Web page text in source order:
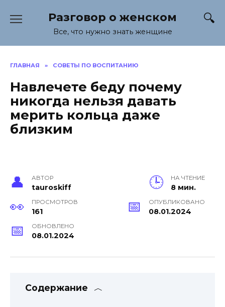
содержанию
Разговор о женском
Все, что нужно знать женщине
ГЛАВНАЯ » СОВЕТЫ ПО ВОСПИТАНИЮ
Навлечете беду почему
никогда нельзя давать
мерить кольца даже
близким
АВТОР
tauroskiff
НА ЧТЕНИЕ
8 мин.
ПРОСМОТРОВ
161
ОПУБЛИКОВАНО
08.01.2024
ОБНОВЛЕНО
08.01.2024
Содержание